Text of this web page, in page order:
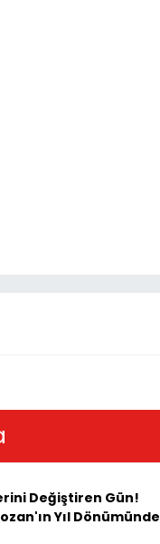
Değiştiren Gün!
Yıl Dönümünde